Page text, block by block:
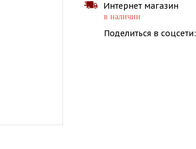
Интернет магазин
в наличии
Поделиться в соцсети: